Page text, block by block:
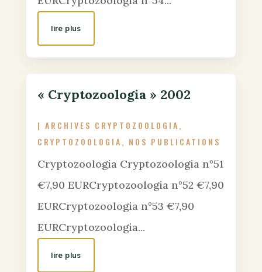
lire plus
« Cryptozoologia » 2002
| ARCHIVES CRYPTOZOOLOGIA,
CRYPTOZOOLOGIA, NOS PUBLICATIONS
Cryptozoologia Cryptozoologia n°51
€7,90 EURCryptozoologia n°52 €7,90
EURCryptozoologia n°53 €7,90
EURCryptozoologia...
lire plus